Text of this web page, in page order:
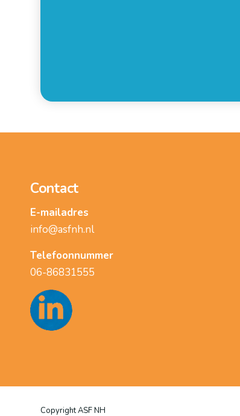
Contact
E-mailadres
info@asfnh.nl
Telefoonnummer
06-86831555
Copyright ASF NH